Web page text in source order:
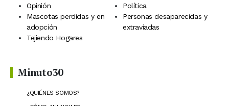
Opinión
Política
Mascotas perdidas y en
adopción
Personas desaparecidas y
extraviadas
Tejiendo Hogares
Minuto30
¿QUIÉNES SOMOS?